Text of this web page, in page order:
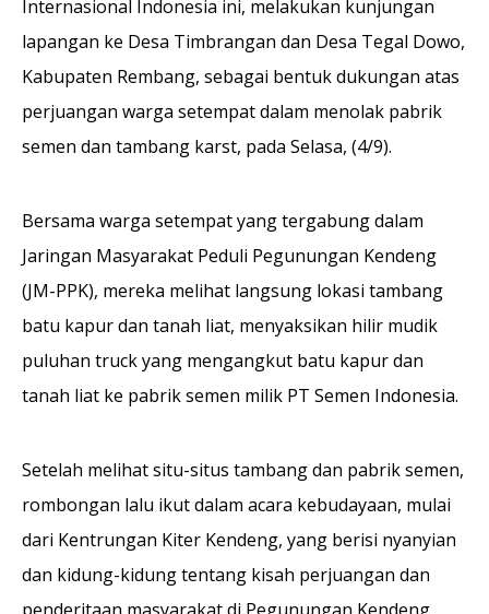
Internasional Indonesia ini, melakukan kunjungan
lapangan ke Desa Timbrangan dan Desa Tegal Dowo,
Kabupaten Rembang, sebagai bentuk dukungan atas
perjuangan warga setempat dalam menolak pabrik
semen dan tambang karst, pada Selasa, (4/9).
Bersama warga setempat yang tergabung dalam
Jaringan Masyarakat Peduli Pegunungan Kendeng
(JM-PPK), mereka melihat langsung lokasi tambang
batu kapur dan tanah liat, menyaksikan hilir mudik
puluhan truck yang mengangkut batu kapur dan
tanah liat ke pabrik semen milik PT Semen Indonesia.
Setelah melihat situ-situs tambang dan pabrik semen,
rombongan lalu ikut dalam acara kebudayaan, mulai
dari Kentrungan Kiter Kendeng, yang berisi nyanyian
dan kidung-kidung tentang kisah perjuangan dan
penderitaan masyarakat di Pegunungan Kendeng